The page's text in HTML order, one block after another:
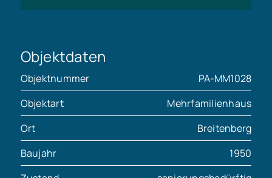
Objektdaten
Objektnummer
PA-MM1028
Objektart
Mehrfamilienhaus
Ort
Breitenberg
Baujahr
1950